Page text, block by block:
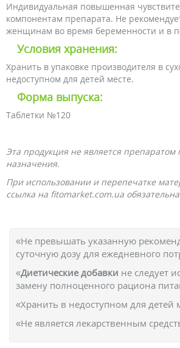
Индивидуальная повышенная
компонентам препарата. Не
женщинам во время беременности и в
Условия хранения:
Хранить в упаковке производителя в
недоступном для детей месте.
Форма выпуска:
Таблетки №120
Эта продукция не является препаратом
назначения.
При использовании и перепечатке
ссылка на fitomarket.com.ua обязательна
«Не превышать указанную
суточную дозу для ежедневного
«Диетические добавки не следует
замену полноценного рациона
«Хранить в недоступном для детей
«Не является лекарственным